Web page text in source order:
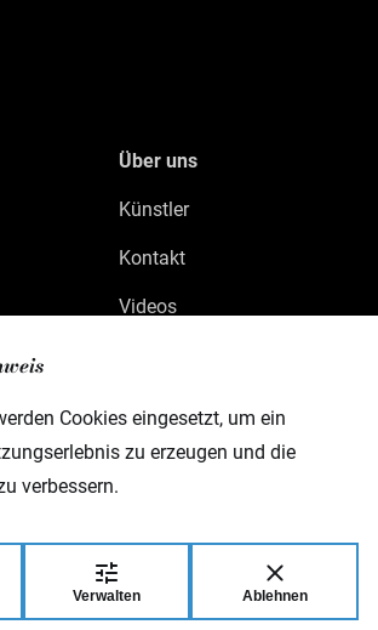
Cookies eingesetzt, um ein
zu erzeugen und die
verbessern.
Verwalten Ablehnen
Über uns
Künstler
Kontakt
Videos
& Co Music Equipment